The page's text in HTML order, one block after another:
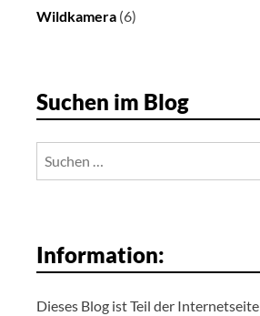
Wildkamera (6)
Suchen im Blog
Information:
Dieses Blog ist Teil der Internetseite